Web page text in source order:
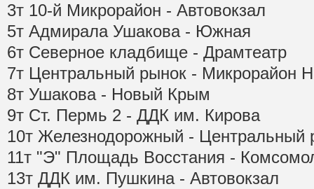
3т 10-й Микрорайон - Автовокзал
5т Адмирала Ушакова - Южная
6т Северное кладбище - Драмтеатр
7т Центральный рынок - Микрорайон
8т Ушакова - Новый Крым
9т Ст. Пермь 2 - ДДК им. Кирова
10т Железнодорожный - Центральный
11т "Э" Площадь Восстания -
13т ДДК им. Пушкина - Автовокзал